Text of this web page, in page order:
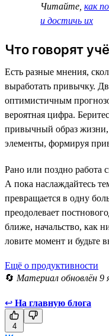
Читайте, как
и достичь их
Что говорят
Есть разные мнения,
выработать привычку.
оптимистичным
вероятная цифра.
привычный образ жизни,
элементы, формируя
Рано или поздно работа
А пока наслаждайтесь
превращается в одну
преодолевает
ближе, начальство, как
ловите момент и будьте
Ещё о продуктивности
🔄 Материал обновлён 9
↩ На главную блога
4